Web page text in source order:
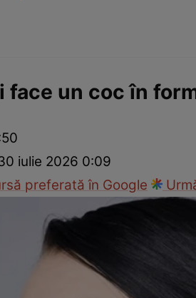
face un coc în
iulie 2026 0:09
preferată în Google